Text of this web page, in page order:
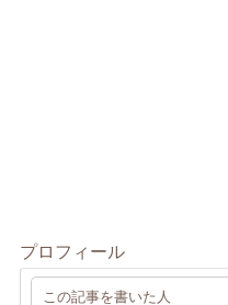
プロフィール
この記事を書いた人